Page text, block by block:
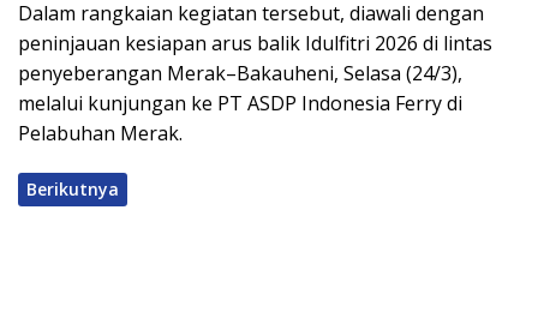
Dalam rangkaian kegiatan tersebut, diawali dengan
peninjauan kesiapan arus balik Idulfitri 2026 di lintas
penyeberangan Merak–Bakauheni, Selasa (24/3),
melalui kunjungan ke PT ASDP Indonesia Ferry di
Pelabuhan Merak.
Berikutnya